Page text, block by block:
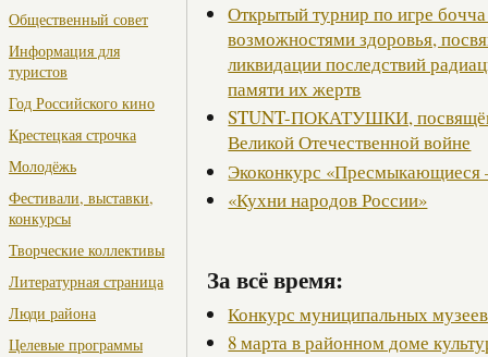
Общественный совет
Информация для
туристов
Год Российского кино
Крестецкая строчка
Молодёжь
Фестивали, выставки,
конкурсы
Творческие коллективы
Литературная страница
Люди района
Целевые программы
Открытый турнир по игре
возможностями здоровья,
ликвидации последствий
памяти их жертв
STUNT-ПОКАТУШКИ,
Великой Отечественной войне
Экоконкурс «Пресмыкающиеся
«Кухни народов России»
За всё время:
Конкурс муниципальных музеев
8 марта в районном доме